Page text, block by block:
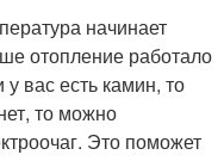
начинает
отопление работало
вас есть камин, то
то можно
Это поможет